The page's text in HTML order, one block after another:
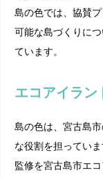
島の色では、協賛
可能な島づくりに
ています。
エコアイラン
島の色は、宮古島
な役割を担っていま
監修を宮古島市エ